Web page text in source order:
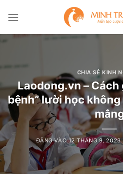
qua
dung
CHIA SẺ KINH
Laodong.vn – Cách
bệnh” lười học
ĐĂNG VÀO12 THÁNG 9, 2023